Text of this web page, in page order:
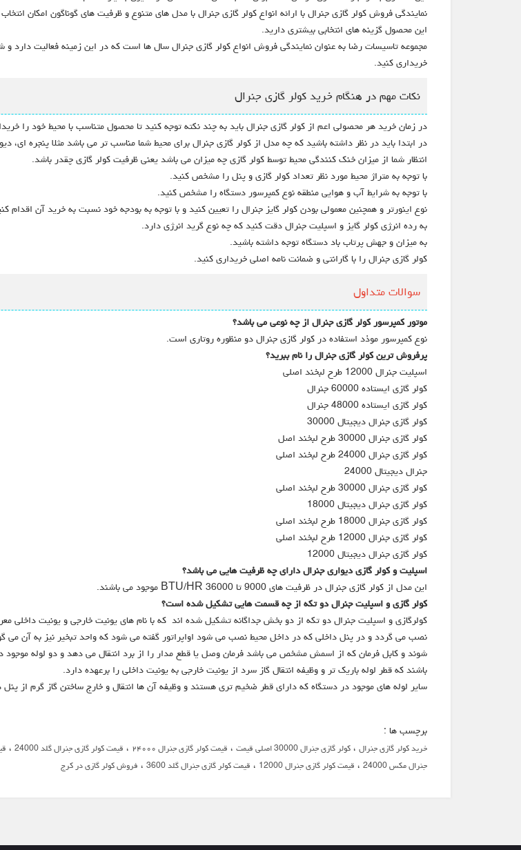
نمایندگی فروش کولر گازی جنرال با ارائه انواع کولر گازی جنرال با مدل های متنوع و ظرفیت های گوناگون امکان
این محصول گزینه های انتخابی بیشتری دارید.
مجموعه تاسیسات رضا به عنوان نمایندگی فروش انواع کولر گازی جنرال سال ها است که در این زمینه فعالیت دارد و
خریداری کنید.
نکات مهم در هنگام خرید کولر گازی جنرال
در زمان خرید هر محصولی اعم از کولر گازی جنرال باید به چند نکته توجه کنید تا محصول متناسب با محیط خود را
در ابتدا باید در نظر داشته باشید که چه مدل از کولر گازی جنرال برای محیط شما مناسب تر می باشد مثلا پنجره ای،
انتظار شما از میزان خنک کنندگی محیط توسط کولر گازی چه میزان می باشد یعنی ظرفیت کولر گازی چقدر باشد.
با توجه به متراژ محیط مورد نظر تعداد کولر گازی و پنل را مشخص کنید.
با توجه به شرایط آب و هوایی منطقه نوع کمپرسور دستگاه را مشخص کنید.
نوع اینورتر و همچنین معمولی بودن کولر گایز جنرال را تعیین کنید و با توجه به بودجه خود نسبت به خرید آن اقدام
به رده انرژی کولر گایز و اسپلیت جنرال دقت کنید که چه نوع گرید انرژی دارد.
به میزان و جهش پرتاب باد دستگاه توجه داشته باشید.
کولر گازی جنرال را با گارانتی و ضمانت نامه اصلی خریداری کنید.
سوالات متداول
موتور کمپرسور کولر گازی جنرال از چه نوعی می باشد؟
نوع کمپرسور موذد استفاده در کولر گازی جنرال دو منظوره روتاری است.
پرفروش ترین کولر گازی جنرال را نام ببرید؟
اسپلیت جنرال 12000 طرح لبخند اصلی
کولر گازی ایستاده 60000 جنرال
کولر گازی ایستاده 48000 جنرال
کولر گازی جنرال دیجیتال 30000
کولر گازی جنرال 30000 طرح لبخند اصل
کولر گازی جنرال 24000 طرح لبخند اصلی
جنرال دیجیتال 24000
کولر گازی جنرال 30000 طرح لبخند اصلی
کولر گازی جنرال دیجیتال 18000
کولر گازی جنرال 18000 طرح لبخند اصلی
کولر گازی جنرال 12000 طرح لبخند اصلی
کولر گازی جنرال دیجیتال 12000
اسپلیت و کولر گازی دیواری جنرال دارای چه ظرفیت هایی می باشد؟
این مدل از کولر گازی جنرال در ظرفیت های 9000 تا 36000 BTU/HR موجود می باشند.
کولر گازی و اسپلیت جنرال دو تکه از چه قسمت هایی تشکیل شده است؟
کولرگازی و اسپلیت جنرال دو تکه از دو بخش جداگانه تشکیل شده اند که با نام های یونیت خارجی و یونیت داخلی
نصب می گردد و در پنل داخلی که در داخل محیط نصب می شود اواپراتور گفته می شود که واحد تبخیر نیز به آن می
شوند و کابل فرمان که از اسمش مشخص می باشد فرمان وصل یا قطع مدار را از برد انتقال می دهد و دو لوله
باشند که قطر لوله باریک تر و وظیفه انتقال گاز سرد از یونیت خارجی به یونیت داخلی را برعهده دارد.
سایر لوله های موجود در دستگاه که دارای قطر ضخیم تری هستند و وظیفه آن ها انتقال و خارج ساختن گاز گرم از
برچسب ها :
خرید کولر گازی جنرال ،کولر گازی جنرال 30000 اصلی قیمت ، قیمت کولر گازی جنرال ۲۴۰۰۰ ، قیمت کولر گازی جنرال گلد 24000 ،
جنرال مکس 24000
، قیمت کولر گازی جنرال 12000 ، قیمت کولر گازی جنرال گلد 3600 ، فروش کولر گازی در کرج